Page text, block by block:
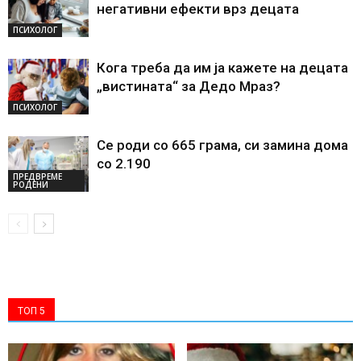
ПСИХОЛОГ
негативни ефекти врз децата
ПСИХОЛОГ
Кога треба да им ја кажете на децата
„вистината“ за Дедо Мраз?
ПРЕДВРЕМЕ
РОДЕНИ
Се роди со 665 грама, си замина дома
со 2.190
ТОП 5